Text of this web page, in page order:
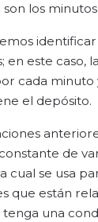
los
en este caso,
cada minuto
el depósito.
de
cual se usa
que están
una